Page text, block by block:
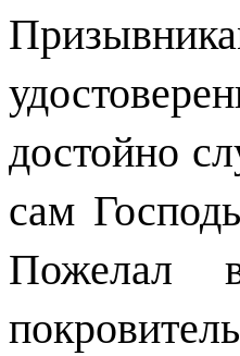
достойно
сам
Пожелал